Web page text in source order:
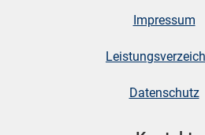
Impressum
Datenschutz